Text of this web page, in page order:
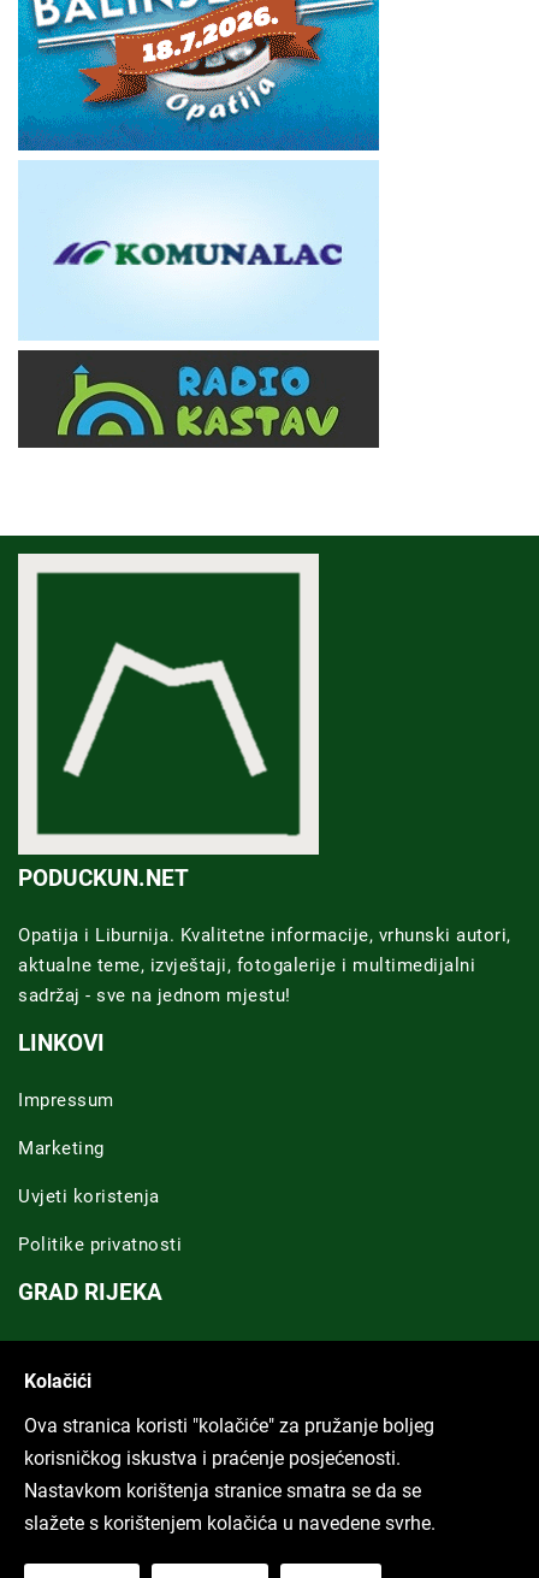
PODUCKUN.NET
Opatija i Liburnija. Kvalitetne informacije, vrhunski autori,
aktualne teme, izvještaji, fotogalerije i multimedijalni
sadržaj - sve na jednom mjestu!
LINKOVI
Impressum
Marketing
Uvjeti koristenja
Politike privatnosti
GRAD RIJEKA
ARHIVA TEKSTOVA
Svi tekstovi
Kolačići
Ova stranica koristi "kolačiće" za pružanje boljeg
korisničkog iskustva i praćenje posjećenosti.
Nastavkom korištenja stranice smatra se da se
slažete s korištenjem kolačića u navedene svrhe.